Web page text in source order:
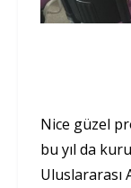
Nice güzel
bu yıl da